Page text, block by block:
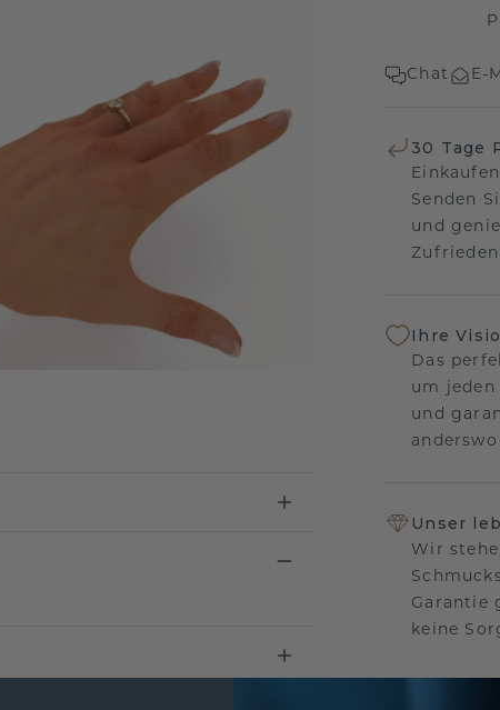
Chat E-
30 Tage
Senden
und
Ihre
Das
um
und
Unser
Wir
Garantie
keine